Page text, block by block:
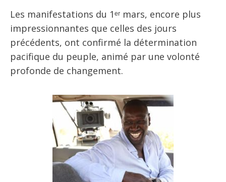
Les manifestations du 1ᵉʳ mars, encore plus
impressionnantes que celles des jours
précédents, ont confirmé la détermination
pacifique du peuple, animé par une volonté
profonde de changement.